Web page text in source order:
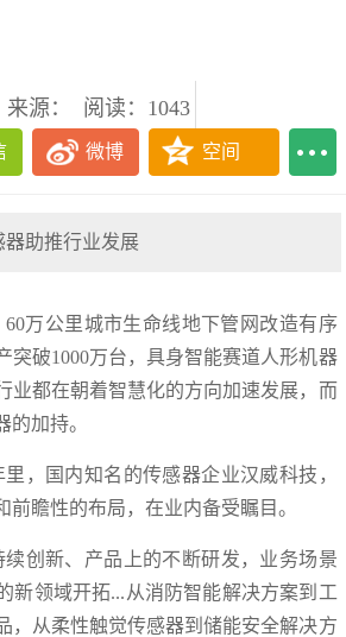
来源： 阅读：1043
微博 空间
器助推行业发展
万公里城市生命线地下管网改造有序
突破1000万台，具身智能赛道人形机器
都在朝着智慧化的方向加速发展，而
的加持。
，国内知名的传感器企业汉威科技，
前瞻性的布局，在业内备受瞩目。
续创新、产品上的不断研发，业务场景
新领域开拓...从消防智能解决方案到工
，从柔性触觉传感器到储能安全解决方